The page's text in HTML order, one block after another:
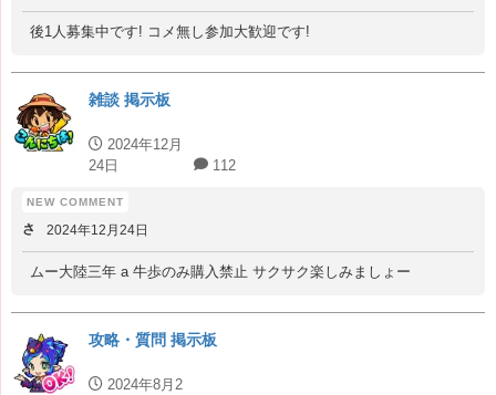
後1人募集中です! コメ無し参加大歓迎です!
雑談 掲示板
2024年12月
24日
112
さ 2024年12月24日
ムー大陸三年 a 牛歩のみ購入禁止 サクサク楽しみましょー
攻略・質問 掲示板
2024年8月2